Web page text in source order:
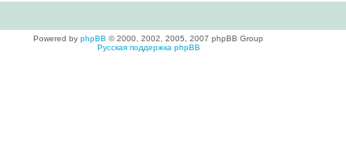
Powered by phpBB © 2000, 2002, 2005, 2007 phpBB Group
Русская поддержка phpBB